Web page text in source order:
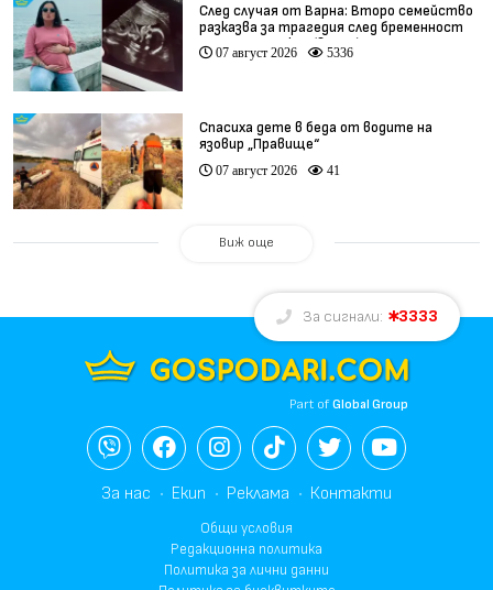
След случая от Варна: Второ семейство
разказва за трагедия след бременност
при същия лекар (видео)
07 август 2026 5336
Спасиха дете в беда от водите на
язовир „Правище“
07 август 2026 41
Виж още
За сигнали: 3333
Part ofGlobal Group
За нас Екип Реклама Контакти
Общи условия
Редакционна политика
Политика за лични данни